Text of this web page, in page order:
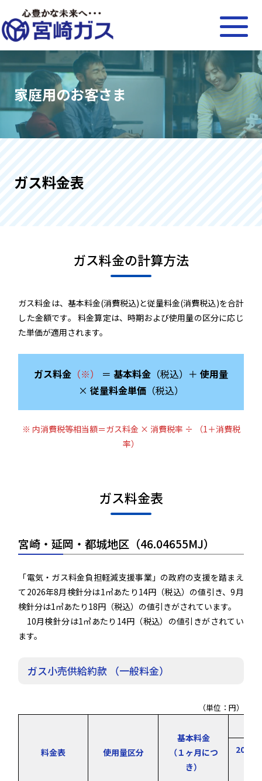
家庭用のお客さま
ガス料金表
ガス料金の計算方法
ガス料金は、基本料金(消費税込)と従量料金(消費税込)を合計
した金額です。 料金算定は、時期および使用量の区分に応じ
た単価が適用されます。
ガス料金 （※） ＝ 基本料金 （税込）＋ 使用量
× 従量料金単価 （税込）
※ 内消費税等相当額＝ガス料金 × 消費税率 ÷ （1＋消費税
率）
ガス料金表
宮崎・延岡・都城地区（46.04655MJ）
「電気・ガス料金負担軽減支援事業」の政府の支援を踏まえ
て2026年8月検針分は1㎥あたり14円（税込）の値引き、9月
検針分は1㎥あたり18円（税込）の値引きがされています。
10月検針分は1㎥あたり14円（税込）の値引きがされてい
ます。
ガス小売供給約款 （一般料金）
（単位：円）
料金表 使用量区分
基本料金
（１ヶ月につ
き）
2026